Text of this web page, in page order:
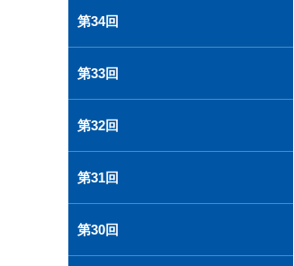
第34回
第33回
第32回
第31回
第30回